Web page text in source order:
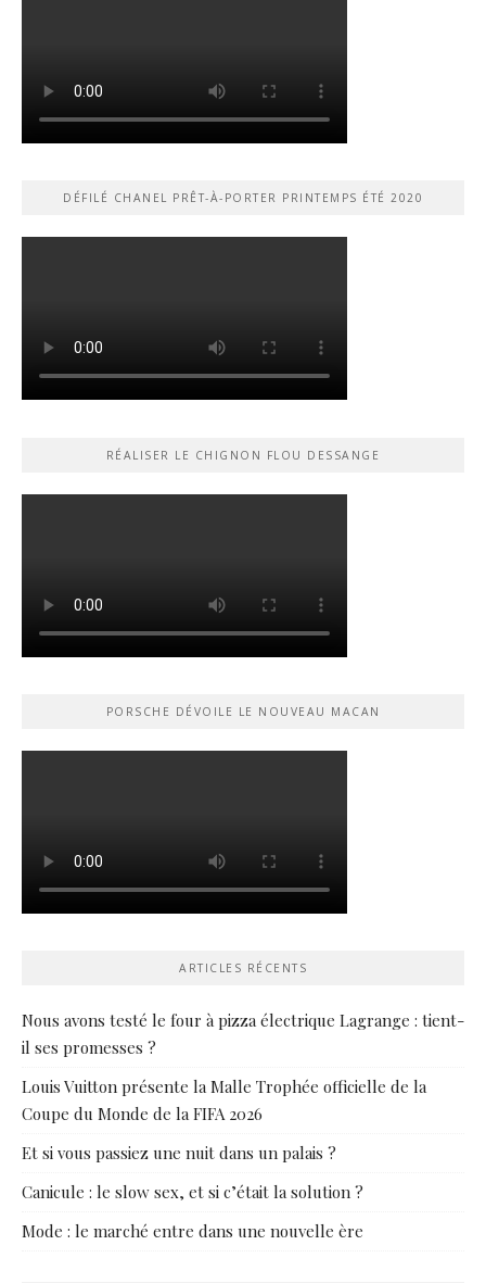
DÉFILÉ CHANEL PRÊT-À-PORTER PRINTEMPS ÉTÉ 2020
RÉALISER LE CHIGNON FLOU DESSANGE
PORSCHE DÉVOILE LE NOUVEAU MACAN
ARTICLES RÉCENTS
Nous avons testé le four à pizza électrique Lagrange : tient-
il ses promesses ?
Louis Vuitton présente la Malle Trophée officielle de la
Coupe du Monde de la FIFA 2026
Et si vous passiez une nuit dans un palais ?
Canicule : le slow sex, et si c’était la solution ?
Mode : le marché entre dans une nouvelle ère